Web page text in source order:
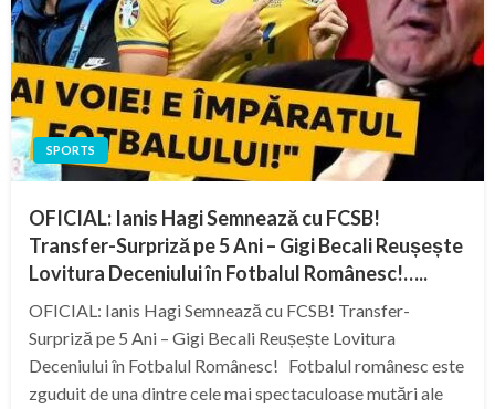
SPORTS
OFICIAL: Ianis Hagi Semnează cu FCSB!
Transfer-Surpriză pe 5 Ani – Gigi Becali Reușește
Lovitura Deceniului în Fotbalul Românesc!…..
OFICIAL: Ianis Hagi Semnează cu FCSB! Transfer-
Surpriză pe 5 Ani – Gigi Becali Reușește Lovitura
Deceniului în Fotbalul Românesc! Fotbalul românesc este
zguduit de una dintre cele mai spectaculoase mutări ale